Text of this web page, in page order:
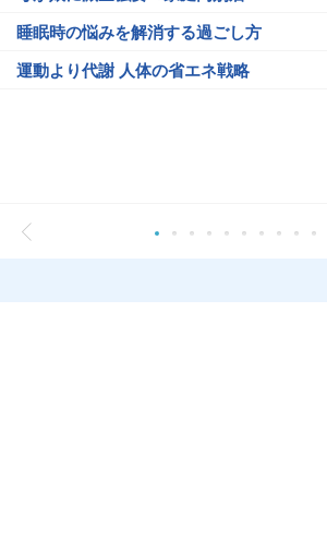
睡眠時の悩みを解消する過ごし方
運動より代謝 人体の省エネ戦略